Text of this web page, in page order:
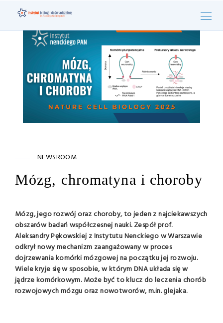
NEWSROOM
Mózg, chromatyna i choroby
Mózg, jego rozwój oraz choroby, to jeden z najciekawszych
obszarów badań współczesnej nauki. Zespół prof.
Aleksandry Pękowskiej z Instytutu Nenckiego w Warszawie
odkrył nowy mechanizm zaangażowany w proces
dojrzewania komórki mózgowej na początku jej rozwoju.
Wiele kryje się w sposobie, w którym DNA układa się w
jądrze komórkowym. Może być to klucz do leczenia chorób
rozwojowych mózgu oraz nowotworów, m.in. glejaka.